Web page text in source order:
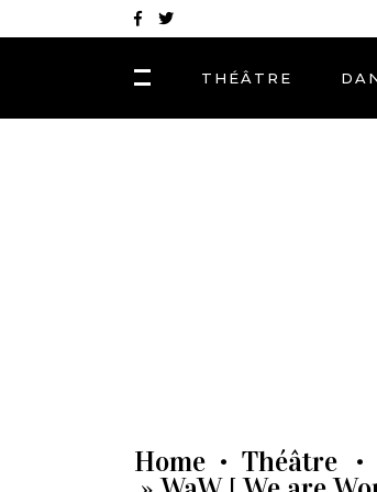
THÉÂTRE
Home • Théâtre •